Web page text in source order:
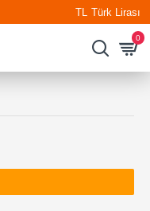
TL Türk Lirası
0